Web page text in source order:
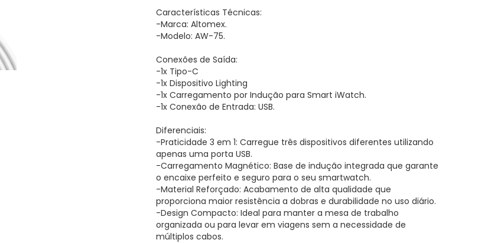
Características Técnicas:
-Marca: Altomex.
-Modelo: AW-75.
Conexões de Saída:
-1x Tipo-C
-1x Dispositivo Lighting
-1x Carregamento por Indução para Smart iWatch.
-1x Conexão de Entrada: USB.
Diferenciais:
-Praticidade 3 em 1: Carregue três dispositivos diferentes utilizando
apenas uma porta USB.
-Carregamento Magnético: Base de indução integrada que garante
o encaixe perfeito e seguro para o seu smartwatch.
-Material Reforçado: Acabamento de alta qualidade que
proporciona maior resistência a dobras e durabilidade no uso diário.
-Design Compacto: Ideal para manter a mesa de trabalho
organizada ou para levar em viagens sem a necessidade de
múltiplos cabos.